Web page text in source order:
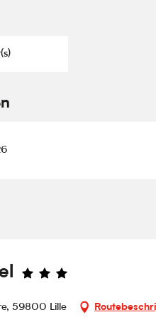
59800 Lille